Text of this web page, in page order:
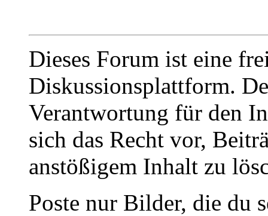
Dieses Forum ist eine
Diskussionsplattform.
Verantwortung für den
sich das Recht vor,
anstößigem Inhalt zu
Poste nur Bilder, die du